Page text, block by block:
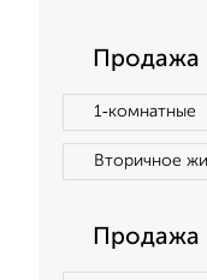
Продажа
1‑комнатные
Вторичное
Продажа